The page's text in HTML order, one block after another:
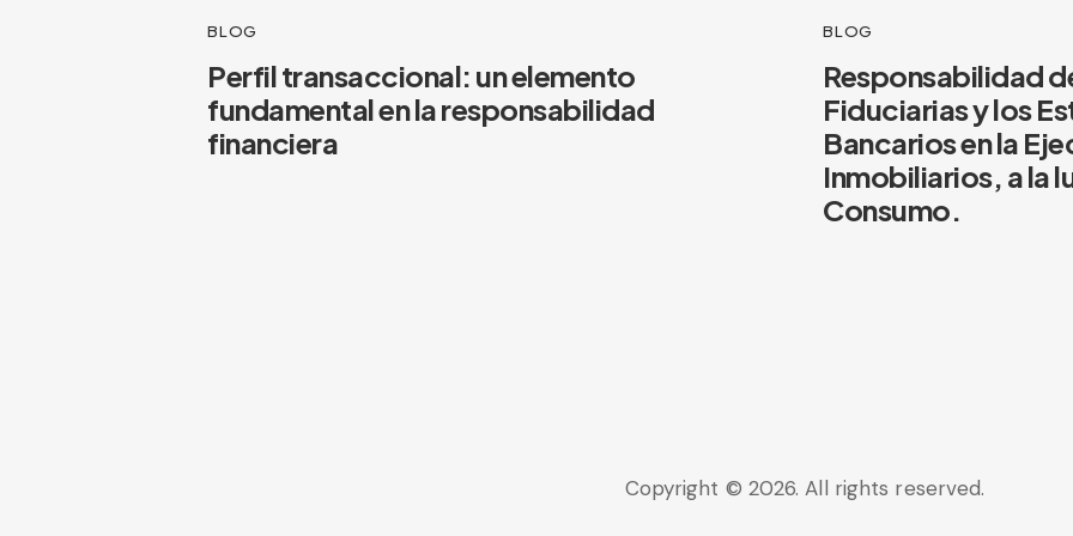
BLOG
Perfil transaccional: un elemento
fundamental en la responsabilidad
financiera
BLOG
Responsabilidad
Fiduciarias y los
Bancarios en la
Inmobiliarios, a la
Consumo.
Copyright © 2026. All rights reserved.